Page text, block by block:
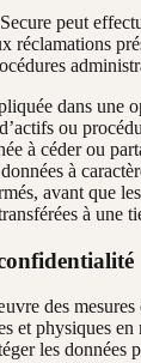
peut
réclamations
dans une
ou
à céder ou
à
avant que
à une
des
et physiques en
les données